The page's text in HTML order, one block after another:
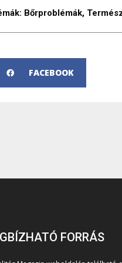
Bőrproblémák,
FACEBOOK
FORRÁS